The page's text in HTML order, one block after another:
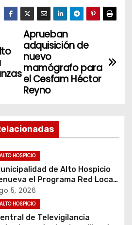
Aprueban
adquisición de
nuevo
mamógrafo para
el Cesfam Héctor
Reyno
ALTO HOSPICIO
de Alto Hospicio
el Programa Red Local
Apoyos y Cuidados
5, 2026
ALTO HOSPICIO
de Televigilancia